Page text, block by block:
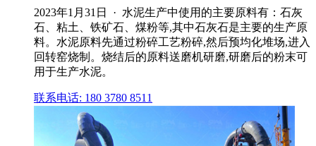
2023年1月31日 · 水泥生产中使用的主要原料有：石灰
石、粘土、铁矿石、煤粉等,其中石灰石是主要的生产原
料。水泥原料先通过粉碎工艺粉碎,然后预均化堆场,进入
回转窑烧制。烧结后的原料送磨机研磨,研磨后的粉末可
用于生产水泥。
联系电话: 180 3780 8511